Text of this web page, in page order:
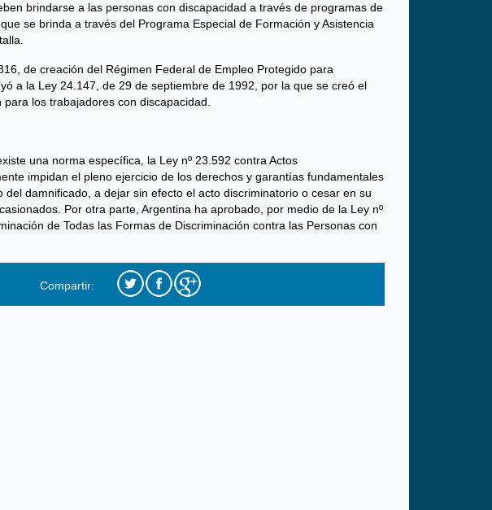
brindarse a las personas con discapacidad a través de programas de
se brinda a través del Programa Especial de Formación y Asistencia
de creación del Régimen Federal de Empleo Protegido para
a la Ley 24.147, de 29 de septiembre de 1992, por la que se creó el
los trabajadores con discapacidad.
una norma específica, la Ley nº 23.592 contra Actos
impidan el pleno ejercicio de los derechos y garantías fundamentales
damnificado, a dejar sin efecto el acto discriminatorio o cesar en su
Por otra parte, Argentina ha aprobado, por medio de la Ley nº
de Todas las Formas de Discriminación contra las Personas con
Compartir: